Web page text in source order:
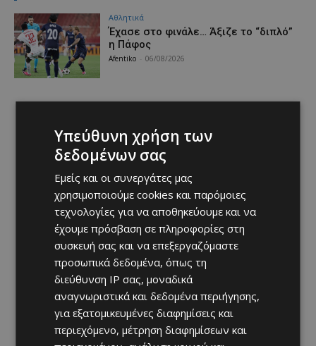
Αθλητικά
Έχασε στο φινάλε… Άξιζε το “διπλό”
η Πάφος
Afentiko 06/08/2026
Υπεύθυνη χρήση των
δεδομένων σας
Εμείς και οι συνεργάτες μας
χρησιμοποιούμε cookies και παρόμοιες
τεχνολογίες για να αποθηκεύουμε και να
έχουμε πρόσβαση σε πληροφορίες στη
συσκευή σας και να επεξεργαζόμαστε
προσωπικά δεδομένα, όπως τη
διεύθυνση IP σας, μοναδικά
αναγνωριστικά και δεδομένα περιήγησης,
για εξατομικευμένες διαφημίσεις και
περιεχόμενο, μέτρηση διαφημίσεων και